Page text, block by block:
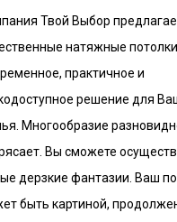
Твой Выбор
натяжные потолки.
практичное и
решение для
Многообразие
Вы сможете
дерзкие фантазии. Ваш
быть картиной,